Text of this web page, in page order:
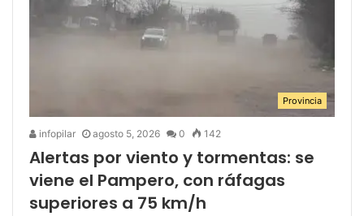
Provincia
infopilar agosto 5, 2026 0 142
Alertas por viento y tormentas: se
viene el Pampero, con ráfagas
superiores a 75 km/h